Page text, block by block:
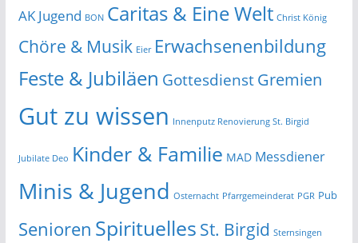
AK Jugend BON Caritas & Eine Welt Christ König
Chöre & Musik Eier Erwachsenenbildung
Feste & Jubiläen GottesdienstGremien
Gut zu wissen Innenputz Renovierung St. Birgid
Jubilate Deo Kinder & Familie MAD Messdiener
Minis & Jugend Osternacht Pfarrgemeinderat PGR Pub
Senioren Spirituelles St. Birgid Sternsingen